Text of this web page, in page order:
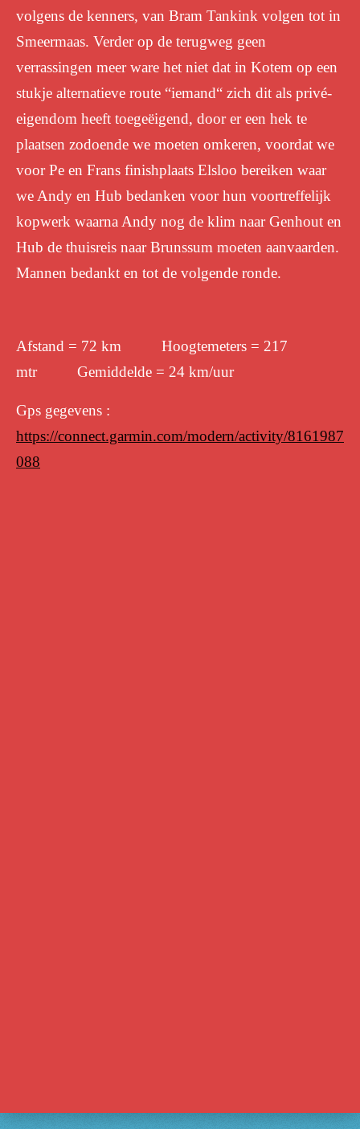
volgens de kenners, van Bram Tankink volgen tot in
Smeermaas. Verder op de terugweg geen
verrassingen meer ware het niet dat in Kotem op een
stukje alternatieve route “iemand“ zich dit als privé-
eigendom heeft toegeëigend, door er een hek te
plaatsen zodoende we moeten omkeren, voordat we
voor Pe en Frans finishplaats Elsloo bereiken waar
we Andy en Hub bedanken voor hun voortreffelijk
kopwerk waarna Andy nog de klim naar Genhout en
Hub de thuisreis naar Brunssum moeten aanvaarden.
Mannen bedankt en tot de volgende ronde.
Afstand = 72 km Hoogtemeters = 217
mtr Gemiddelde = 24 km/uur
Gps gegevens :
https://connect.garmin.com/modern/activity/8161987
088